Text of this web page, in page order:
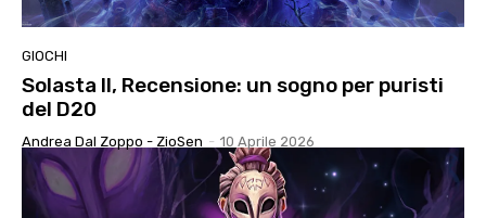
GIOCHI
Solasta II, Recensione: un sogno per puristi
del D20
Andrea Dal Zoppo - ZioSen - 10 Aprile 2026